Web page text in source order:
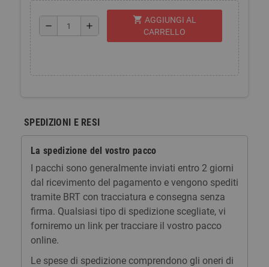
remove add
shopping_cart AGGIUNGI AL
CARRELLO
SPEDIZIONI E RESI
La spedizione del vostro pacco
I pacchi sono generalmente inviati entro 2 giorni
dal ricevimento del pagamento e vengono spediti
tramite BRT con tracciatura e consegna senza
firma. Qualsiasi tipo di spedizione scegliate, vi
forniremo un link per tracciare il vostro pacco
online.
Le spese di spedizione comprendono gli oneri di